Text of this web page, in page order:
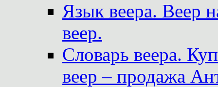
Язык веера. Веер
веер.
Словарь веера.
веер – продажа